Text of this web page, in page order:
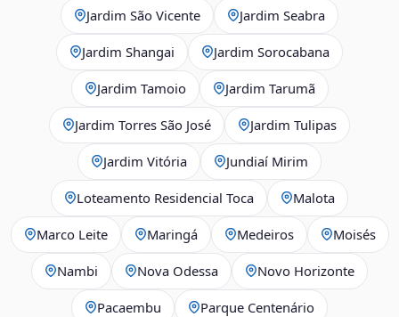
Jardim São Vicente Jardim Seabra
Jardim Shangai Jardim Sorocabana
Jardim Tamoio Jardim Tarumã
Jardim Torres São José Jardim Tulipas
Jardim Vitória Jundiaí Mirim
Loteamento Residencial Toca Malota
Marco Leite Maringá Medeiros Moisés
Nambi Nova Odessa Novo Horizonte
Pacaembu Parque Centenário